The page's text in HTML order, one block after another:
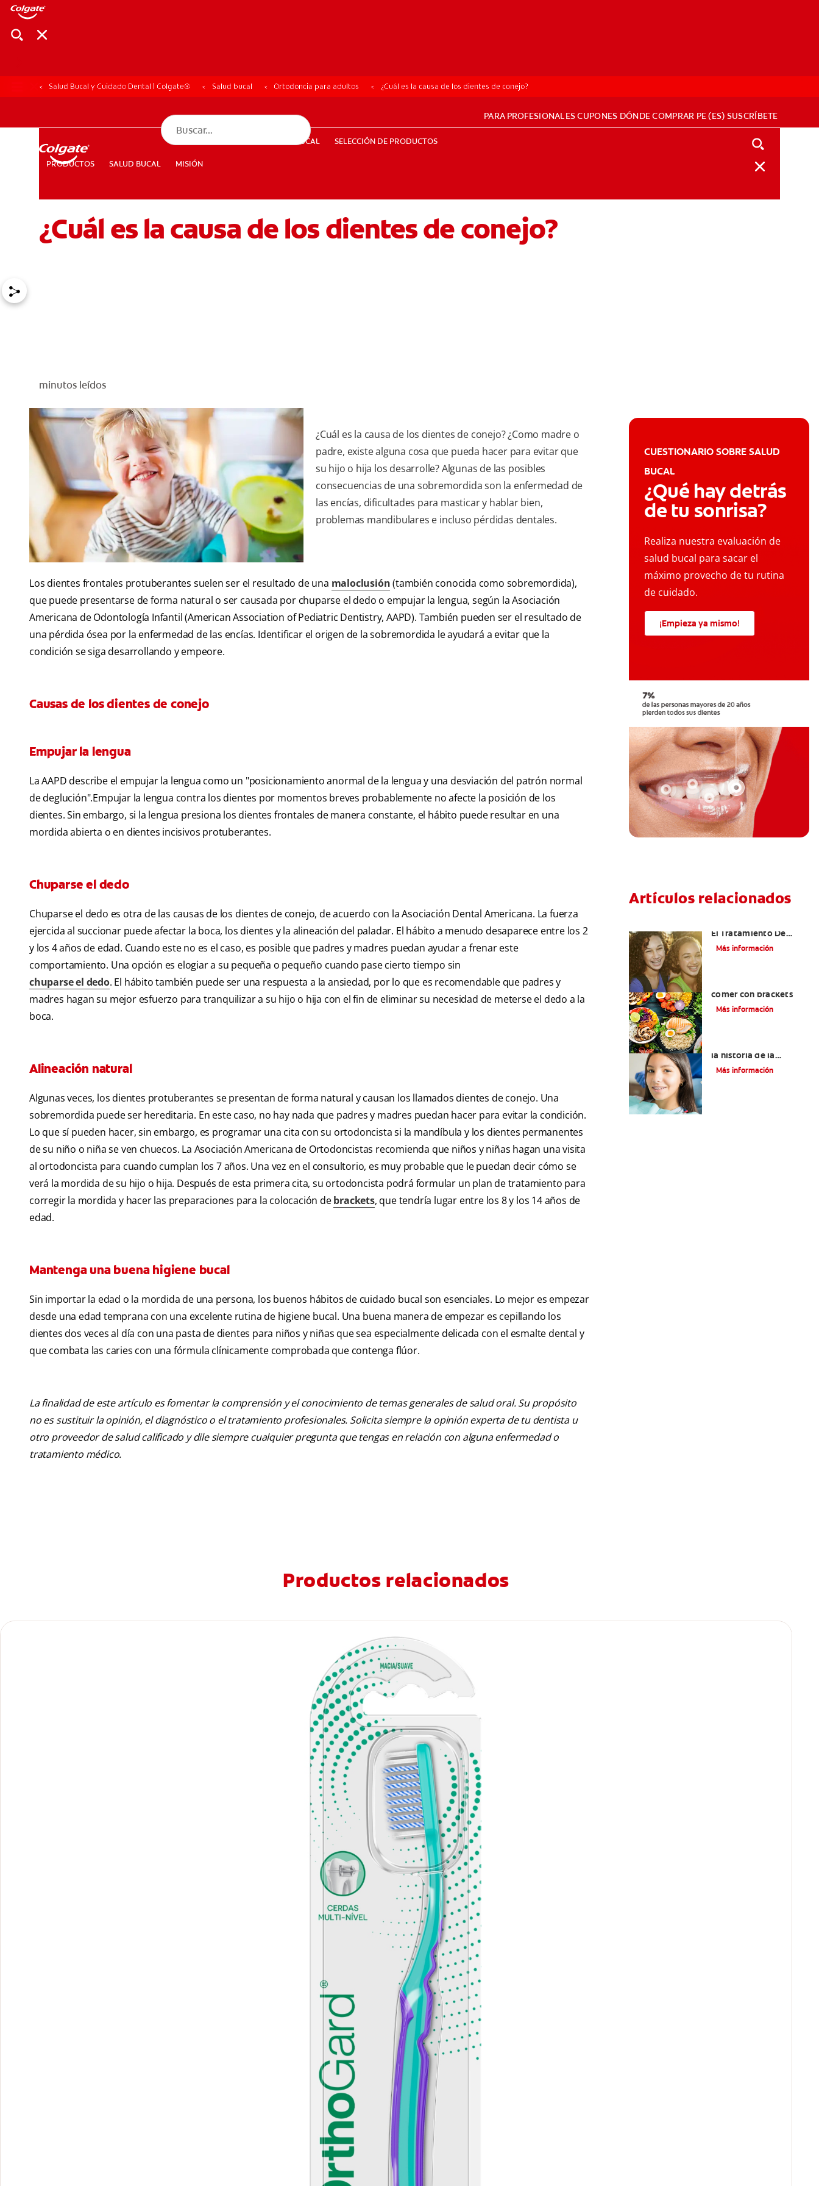
PRODUCTOS
CHEQUEO DE SALUD BUCAL
PARA PROFESIONALES CUPONES DÓNDE COMPRAR PE (ES) SUSCRÍBETE
PARA PROFESIONALESCUPONES DÓNDE COMPRAR PE (ES) SUSCRÍBETE
PRODUCTOS SALUD BUCAL MISIÓN
CHEQUEO DE SALUD BUCAL SELECCIÓN DE PRODUCTOS
Salud Bucal y Cuidado Dental | Colgate® Salud bucal Ortodoncia para adultos ¿Cuál es la causa de los dientes de conejo?
¿Cuál es la causa de los dientes de conejo?
minutos leídos
¿Cuál es la causa de los dientes de conejo? ¿Como madre o
padre, existe alguna cosa que pueda hacer para evitar que
su hijo o hija los desarrolle? Algunas de las posibles
consecuencias de una sobremordida son la enfermedad de
las encías, dificultades para masticar y hablar bien,
problemas mandibulares e incluso pérdidas dentales.
Los dientes frontales protuberantes suelen ser el resultado de una maloclusión(también conocida como sobremordida),
que puede presentarse de forma natural o ser causada por chuparse el dedo o empujar la lengua, según la Asociación
Americana de Odontología Infantil (American Association of Pediatric Dentistry, AAPD). También pueden ser el resultado de
una pérdida ósea por la enfermedad de las encías. Identificar el origen de la sobremordida le ayudará a evitar que la
condición se siga desarrollando y empeore.
Causas de los dientes de conejo
Empujar la lengua
La AAPD describe el empujar la lengua como un "posicionamiento anormal de la lengua y una desviación del patrón normal
de deglución".Empujar la lengua contra los dientes por momentos breves probablemente no afecte la posición de los
dientes. Sin embargo, si la lengua presiona los dientes frontales de manera constante, el hábito puede resultar en una
mordida abierta o en dientes incisivos protuberantes.
Chuparse el dedo
Chuparse el dedo es otra de las causas de los dientes de conejo, de acuerdo con la Asociación Dental Americana. La fuerza
ejercida al succionar puede afectar la boca, los dientes y la alineación del paladar. El hábito a menudo desaparece entre los 2
y los 4 años de edad. Cuando este no es el caso, es posible que padres y madres puedan ayudar a frenar este
comportamiento. Una opción es elogiar a su pequeña o pequeño cuando pase cierto tiempo sin
chuparse el dedo. El hábito también puede ser una respuesta a la ansiedad, por lo que es recomendable que padres y
madres hagan su mejor esfuerzo para tranquilizar a su hijo o hija con el fin de eliminar su necesidad de meterse el dedo a la
boca.
Alineación natural
Algunas veces, los dientes protuberantes se presentan de forma natural y causan los llamados dientes de conejo. Una
sobremordida puede ser hereditaria. En este caso, no hay nada que padres y madres puedan hacer para evitar la condición.
Lo que sí pueden hacer, sin embargo, es programar una cita con su ortodoncista si la mandíbula y los dientes permanentes
de su niño o niña se ven chuecos. La Asociación Americana de Ortodoncistas recomienda que niños y niñas hagan una visita
al ortodoncista para cuando cumplan los 7 años. Una vez en el consultorio, es muy probable que le puedan decir cómo se
verá la mordida de su hijo o hija. Después de esta primera cita, su ortodoncista podrá formular un plan de tratamiento para
corregir la mordida y hacer las preparaciones para la colocación debrackets, que tendría lugar entre los 8 y los 14 años de
edad.
Mantenga una buena higiene bucal
Sin importar la edad o la mordida de una persona, los buenos hábitos de cuidado bucal son esenciales. Lo mejor es empezar
desde una edad temprana con una excelente rutina de higiene bucal. Una buena manera de empezar es cepillando los
dientes dos veces al día con una pasta de dientes para niños y niñas que sea especialmente delicada con el esmalte dental y
que combata las caries con una fórmula clínicamente comprobada que contenga flúor.
La finalidad de este artículo es fomentar la comprensión y el conocimiento de temas generales de salud oral. Su propósito
no es sustituir la opinión, el diagnóstico o el tratamiento profesionales. Solicita siempre la opinión experta de tu dentista u
otro proveedor de salud calificado y dile siempre cualquier pregunta que tengas en relación con alguna enfermedad o
tratamiento médico.
CUESTIONARIO SOBRE SALUD
BUCAL
¿Qué hay detrás
de tu sonrisa?
Realiza nuestra evaluación de
salud bucal para sacar el
máximo provecho de tu rutina
de cuidado.
¡Empieza ya mismo!
Artículos relacionados
El Tratamiento De
Ortodoncia
Más información
comer con brackets
Más información
la historia de la
ortodoncia
Más información
Productos relacionados